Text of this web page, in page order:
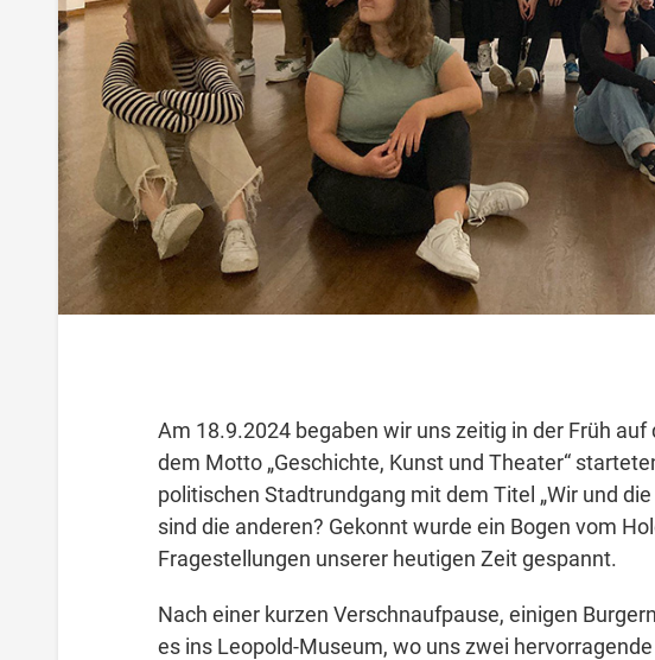
Am 18.9.2024 begaben wir uns zeitig in der Früh auf
dem Motto „Geschichte, Kunst und Theater“
politischen Stadtrundgang mit dem Titel „Wir und
sind die anderen? Gekonnt wurde ein Bogen vom
Fragestellungen unserer heutigen Zeit gespannt.
Nach einer kurzen Verschnaufpause, einigen
es ins Leopold-Museum, wo uns zwei